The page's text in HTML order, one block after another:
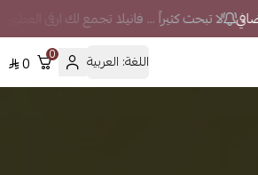
لا تبحث كثيراً ... فانيلا تجمع لك ارقى
اللغة: العربية 0
0